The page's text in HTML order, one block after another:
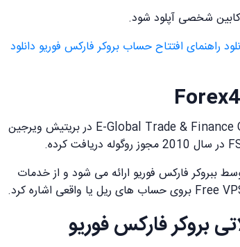
راهنمای افتتاح حساب بروکر فارکس فوریو دانلود
شرکت ای گلوبال اند فاننس گروپ E-Global Trade & Finance Group در بریتیش ویرجین
ببروکر فارکس فوریو ارائه می شود و از خدمات
بروکر فارکس فوریو